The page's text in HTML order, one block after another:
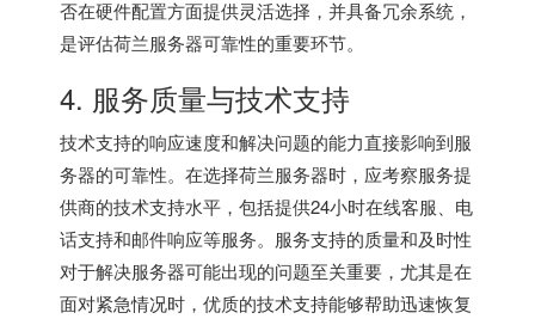
否在硬件配置方面提供灵活选择，并具备冗余系统，
是评估荷兰服务器可靠性的重要环节。
4. 服务质量与技术支持
技术支持的响应速度和解决问题的能力直接影响到服
务器的可靠性。在选择荷兰服务器时，应考察服务提
供商的技术支持水平，包括提供24小时在线客服、电
话支持和邮件响应等服务。服务支持的质量和及时性
对于解决服务器可能出现的问题至关重要，尤其是在
面对紧急情况时，优质的技术支持能够帮助迅速恢复